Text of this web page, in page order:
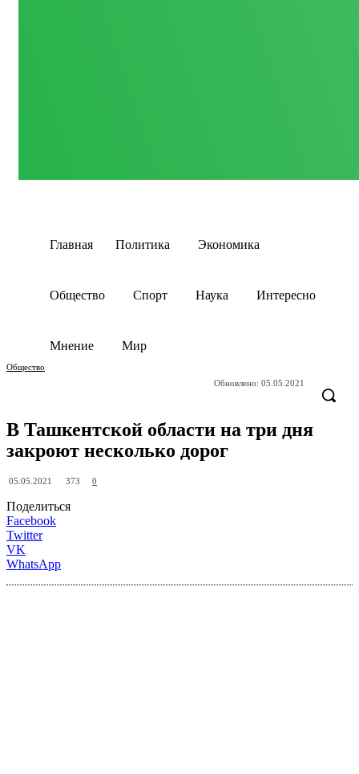
Главная Политика Экономика
Общество Спорт Наука Интересно
Мнение Мир
Общество
Обновлено: 05.05.2021
В Ташкентской области на три дня
закроют несколько дорог
05.05.2021 373 0
Поделиться
Facebook
Twitter
VK
WhatsApp